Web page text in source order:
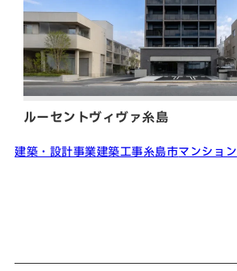
ルーセントヴィヴァ糸島
建築・設計事業建築工事糸島市マンション